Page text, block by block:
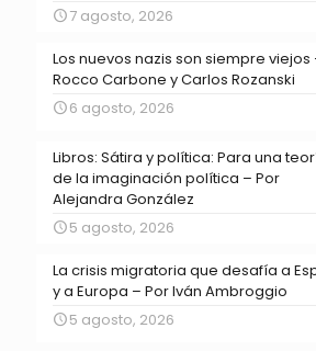
7 agosto, 2026
Los nuevos nazis son siempre viejos
Rocco Carbone y Carlos Rozanski
6 agosto, 2026
Libros: Sátira y política: Para una
de la imaginación política – Por
Alejandra González
5 agosto, 2026
La crisis migratoria que desafía a
y a Europa – Por Iván Ambroggio
5 agosto, 2026